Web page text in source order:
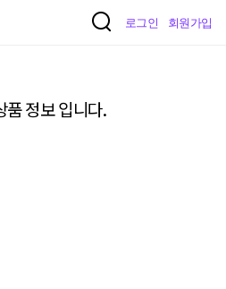
로그인 회원가입
품 정보 입니다.